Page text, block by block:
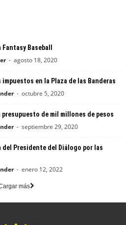
Baseball
- agosto 18, 2020
en la Plaza de las Banderas
- octubre 5, 2020
de mil millones de pesos
- septiembre 29, 2020
Presidente del Diálogo por las
- enero 12, 2022
más